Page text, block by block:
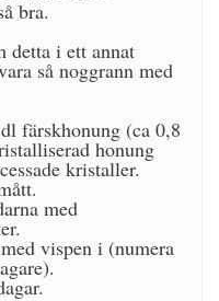
bra.
detta i ett annat
så noggrann med
färskhonung (ca 0,8
honung
kristaller.
med
vispen i (numera